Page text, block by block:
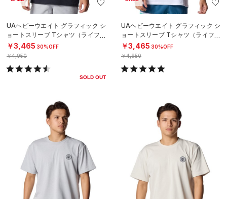
UAヘビーウエイト グラフィック シ
ョートスリーブ Tシャツ（ライフス
タイル/MEN）
￥3,465 30%OFF
￥4,950
SOLD OUT
UAヘビーウエイト グラフィック シ
ョートスリーブ Tシャツ（ライフス
タイル/MEN）
￥3,465 30%OFF
￥4,950